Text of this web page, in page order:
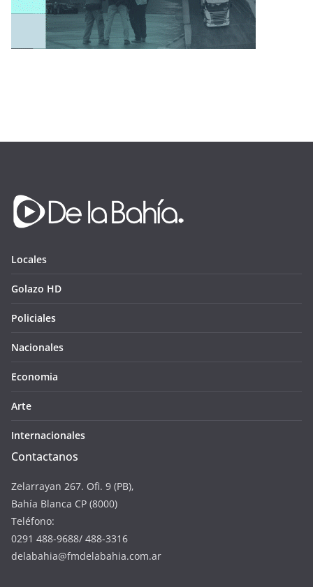
Locales
Golazo HD
Policiales
Nacionales
Economia
Arte
Internacionales
Contactanos
Zelarrayan 267. Ofi. 9 (PB),
Bahía Blanca CP (8000)
Teléfono:
0291 488-9688/ 488-3316
delabahia@fmdelabahia.com.ar